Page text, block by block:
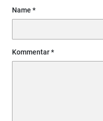
Name
Kommentar